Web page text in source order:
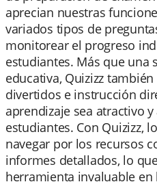
aprecian nuestras
variados tipos de
monitorear el progreso
estudiantes. Más que una
educativa, Quizizz
divertidos e instrucción
aprendizaje sea atractivo
estudiantes. Con Quizizz,
navegar por los recursos
informes detallados, lo
herramienta invaluable